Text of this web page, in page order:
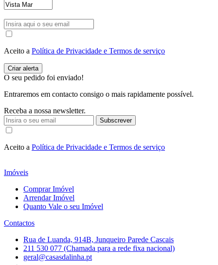
Aceito a Política de Privacidade e Termos de serviço
O seu pedido foi enviado!
Entraremos em contacto consigo o mais rapidamente possível.
Receba a nossa newsletter.
Subscrever
Aceito a Política de Privacidade e Termos de serviço
Imóveis
Comprar Imóvel
Arrendar Imóvel
Quanto Vale o seu Imóvel
Contactos
Rua de Luanda, 914B, Junqueiro Parede Cascais
211 530 077 (Chamada para a rede fixa nacional)
geral@casasdalinha.pt